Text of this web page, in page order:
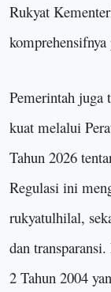
Rukyat
Pemerintah juga
kuat melalui
Tahun 2026
Regulasi ini
rukyatulhilal,
dan
2 Tahun 2004